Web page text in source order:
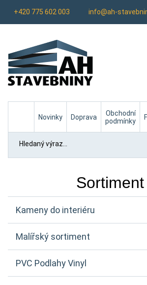
+420 775 602 003 info@ah-
Novinky
Doprava
Obchodní
podmínky
Sortiment
Kameny do interiéru
Malířský sortiment
PVC Podlahy Vinyl